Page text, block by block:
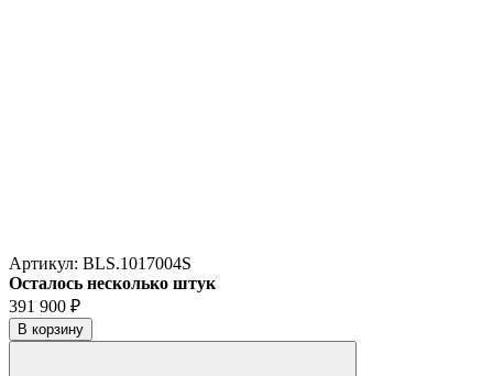
Артикул: BLS.1017004S
Осталось несколько штук
391 900 ₽
В корзину